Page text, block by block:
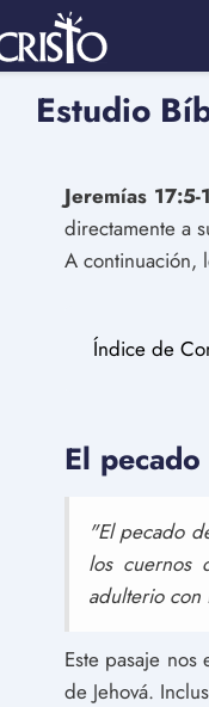
Estudio
Jeremías 17:5-
directamente a
A continuación,
Índice de
El
"El pecado
los cuernos
adulterio con
Este pasaje
de Jehová.